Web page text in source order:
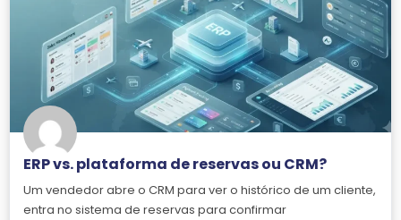
ERP vs. plataforma de reservas ou CRM?
Um vendedor abre o CRM para ver o histórico de um cliente,
entra no sistema de reservas para confirmar